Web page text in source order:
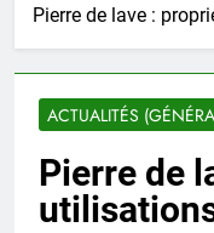
Pierre de lave :
ACTUALITÉS
Pierre de